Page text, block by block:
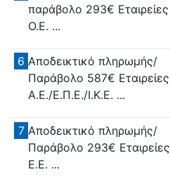
παράβολο 293€ Εταιρείες
Ο.Ε. ...
6 Αποδεικτικό πληρωμής/
Παράβολο 587€ Εταιρείες
Α.Ε./Ε.Π.Ε./Ι.Κ.Ε. ...
7 Αποδεικτικό πληρωμής/
Παράβολο 293€ Εταιρείες
Ε.Ε. ...